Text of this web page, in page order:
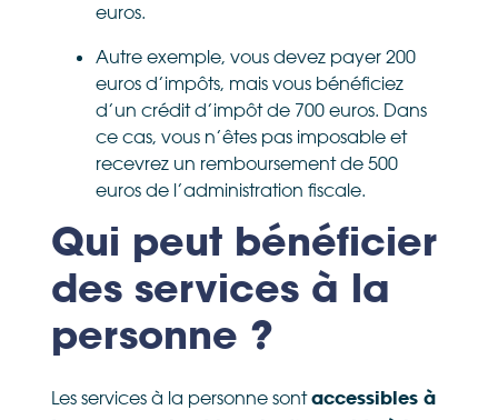
euros.
Autre exemple, vous devez payer 200
euros d’impôts, mais vous bénéficiez
d’un crédit d’impôt de 700 euros. Dans
ce cas, vous n’êtes pas imposable et
recevrez un remboursement de 500
euros de l’administration fiscale.
Qui peut bénéficier
des services à la
personne ?
Les services à la personne sont accessibles à